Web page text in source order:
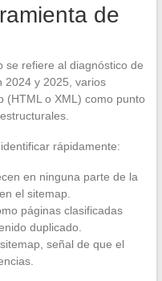
de
se refiere al diagnóstico de
2024 y 2025, varios
(HTML o XML) como punto
rápidamente:
en ninguna parte de la
el sitemap.
páginas clasificadas
duplicado.
señal de que el